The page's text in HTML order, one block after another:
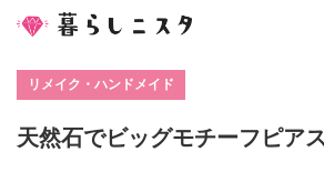
リメイク・ハンドメイド
天然石でビッグモチーフピア